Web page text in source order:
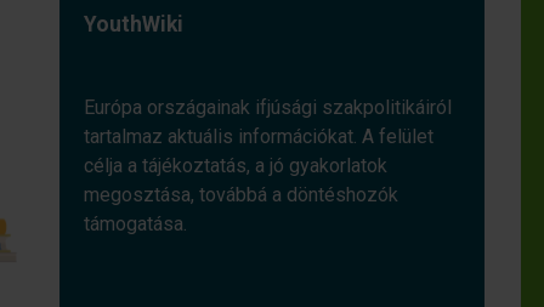
YouthWiki
Európa országainak ifjúsági szakpolitikáiról
tartalmaz aktuális információkat. A felület
célja a tájékoztatás, a jó gyakorlatok
megosztása, továbbá a döntéshozók
támogatása.